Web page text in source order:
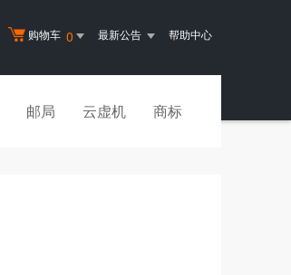
购物车 0 最新公告 帮助中心
邮局 云虚机 商标